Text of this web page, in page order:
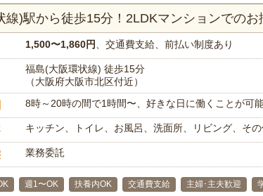
線)駅から徒歩15分！2LDKマンションでのお
1,500〜1,860円 、交通費支給、前払い制度あり
福島(大阪環状線) 徒歩15分
（大阪府大阪市北区付近）
8時～20時の間で1時間〜、好きな日に働くことが可
キッチン、トイレ、お風呂、洗面所、リビング、そ
業務委託
週1〜OK 扶養内OK 交通費支給 主婦･主夫歓迎